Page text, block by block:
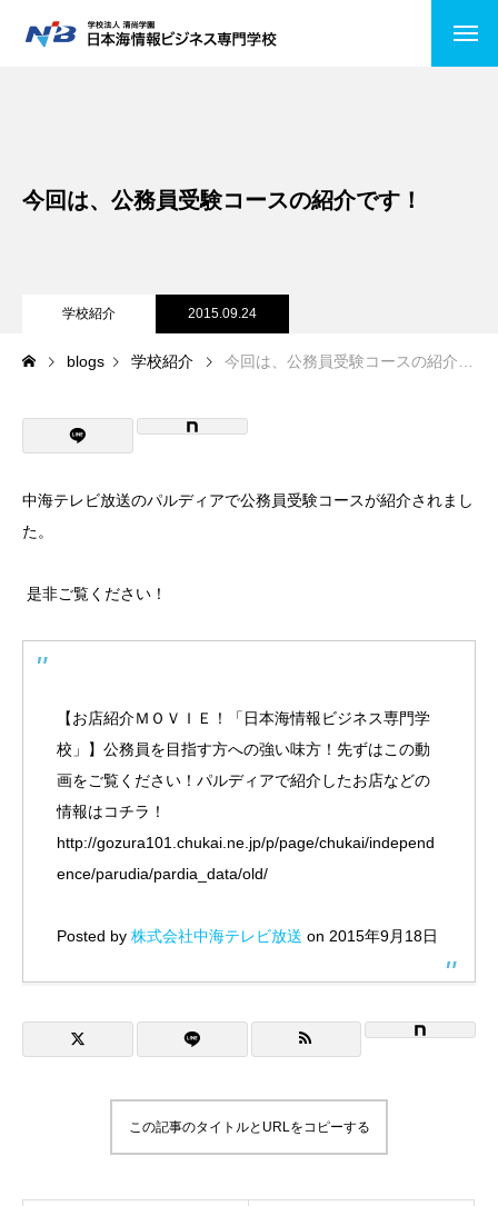
コース紹介
ビジネスITコース
医療事務
公務員受験
在校生と卒業生の声
主な就職先
在校生・卒業生の出身校一覧
入試情報
支援制度
よくある質問
NiBキャンパスブログ
プライバシーポリシー
今回は、公務員受験コースの紹介です！
学校紹介 2015.09.24
blogs 学校紹介 今回は、公務員受験コースの紹介です！
中海テレビ放送のパルディアで公務員受験コースが紹介されまし
た。
是非ご覧ください！
【お店紹介ＭＯＶＩＥ！「日本海情報ビジネス専門学
校」】公務員を目指す方への強い味方！先ずはこの動
画をご覧ください！パルディアで紹介したお店などの
情報はコチラ！
http://gozura101.chukai.ne.jp/p/page/chukai/independ
ence/parudia/pardia_data/old/
Posted by 株式会社中海テレビ放送 on 2015年9月18日
この記事のタイトルとURLをコピーする